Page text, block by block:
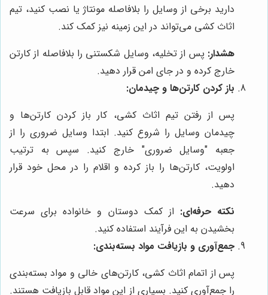
دارید برخی از وسایل را بلافاصله مونتاژ یا نصب کنید، تیم
اثاث کشی می‌تواند در این زمینه نیز کمک کند.
هشدار: پس از تخلیه، وسایل شکستنی را بلافاصله از کارتن
خارج کرده و در جای امن قرار دهید.
باز کردن کارتن‌ها و چیدمان:
پس از رفتن تیم اثاث کشی، کار باز کردن کارتن‌ها و
چیدمان وسایل را شروع کنید. ابتدا وسایل ضروری را از
جعبه "وسایل ضروری" خارج کنید. سپس به ترتیب
اولویت، کارتن‌ها را باز کرده و اقلام را در محل خود قرار
دهید.
نکته حرفه‌ای: از کمک دوستان و خانواده برای سرعت
بخشیدن به این فرآیند استفاده کنید.
جمع‌آوری و بازیافت مواد بسته‌بندی:
پس از اتمام اثاث کشی، کارتن‌های خالی و مواد بسته‌بندی
را جمع‌آوری کنید. بسیاری از این مواد قابل بازیافت هستند.